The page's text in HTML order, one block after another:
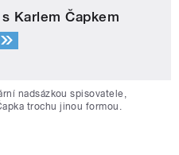
Karlem Čapkem
nadsázkou spisovatele,
trochu jinou formou.